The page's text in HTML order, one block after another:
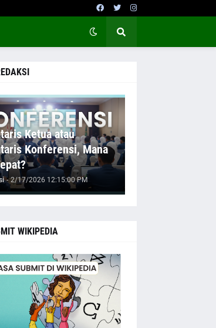
Ketua atau
Konferensi, Mana
- 2/17/2026 12:15:00 PM
WIKIPEDIA